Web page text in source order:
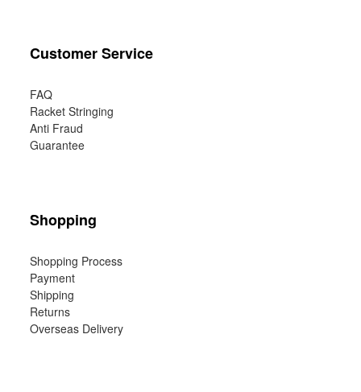
Customer Service
FAQ
Racket Stringing
Anti Fraud
Guarantee
Shopping
Shopping Process
Payment
Shipping
Returns
Overseas Delivery